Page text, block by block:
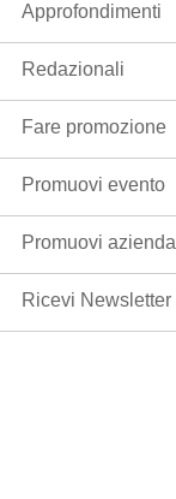
Approfondimenti
Redazionali
Fare promozione
Promuovi evento
Promuovi azienda
Ricevi Newsletter